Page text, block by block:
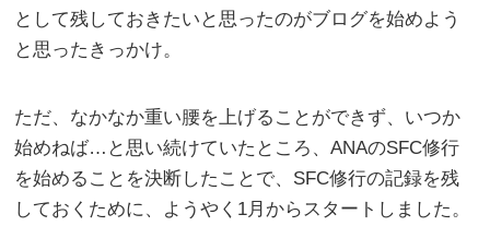
として残しておきたいと思ったのがブログを始めよう
と思ったきっかけ。
ただ、なかなか重い腰を上げることができず、いつか
始めねば…と思い続けていたところ、ANAのSFC修行
を始めることを決断したことで、SFC修行の記録を残
しておくために、ようやく1月からスタートしました。